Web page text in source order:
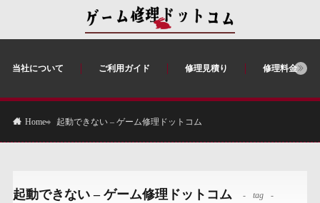
当社について ご利用ガイド 修理見積り 修理料金
Home 起動できない – ゲーム修理ドットコム
起動できない – ゲーム修理ドットコム tag